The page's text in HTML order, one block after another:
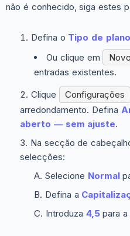
não é conhecido, siga estes
Defina o Tipo de plano
Ou clique em
Novo
entradas existentes.
Clique
Configurações
arredondamento. Defina
aberto — sem ajuste.
Na secção de
selecções:
Selecione Normal
Defina a
Introduza 4,5para a